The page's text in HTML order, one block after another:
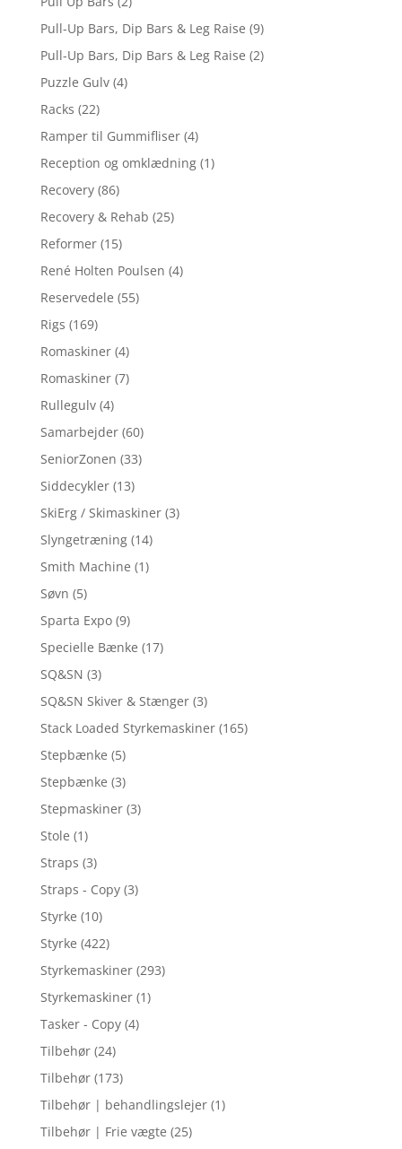
Pull-Up Bars, Dip Bars & Leg Raise (9)
Pull-Up Bars, Dip Bars & Leg Raise (2)
Puzzle Gulv (4)
Racks (22)
Ramper til Gummifliser (4)
Reception og omklædning (1)
Recovery (86)
Recovery & Rehab (25)
Reformer (15)
René Holten Poulsen (4)
Reservedele (55)
Rigs (169)
Romaskiner (4)
Romaskiner (7)
Rullegulv (4)
Samarbejder (60)
SeniorZonen (33)
Siddecykler (13)
SkiErg / Skimaskiner (3)
Slyngetræning (14)
Smith Machine (1)
Søvn (5)
Sparta Expo (9)
Specielle Bænke (17)
SQ&SN (3)
SQ&SN Skiver & Stænger (3)
Stack Loaded Styrkemaskiner (165)
Stepbænke (5)
Stepbænke (3)
Stepmaskiner (3)
Stole (1)
Straps (3)
Straps - Copy (3)
Styrke (10)
Styrke (422)
Styrkemaskiner (293)
Styrkemaskiner (1)
Tasker - Copy (4)
Tilbehør (24)
Tilbehør (173)
Tilbehør | behandlingslejer (1)
Tilbehør | Frie vægte (25)